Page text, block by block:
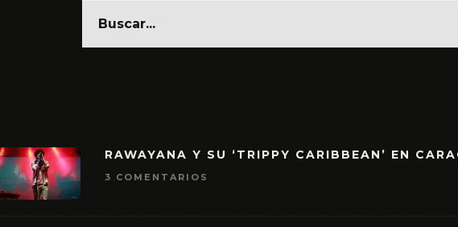
RAWAYANA Y SU ‘TRIPPY CARIBBEAN’ EN
3 COMENTARIOS